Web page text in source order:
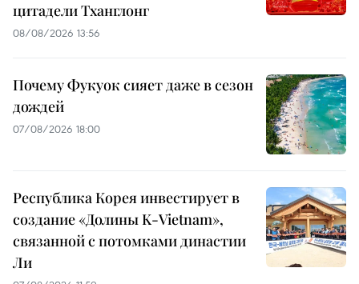
цитадели Тханглонг
08/08/2026 13:56
Почему Фукуок сияет даже в сезон
дождей
07/08/2026 18:00
Республика Корея инвестирует в
создание «Долины K-Vietnam»,
связанной с потомками династии
Ли